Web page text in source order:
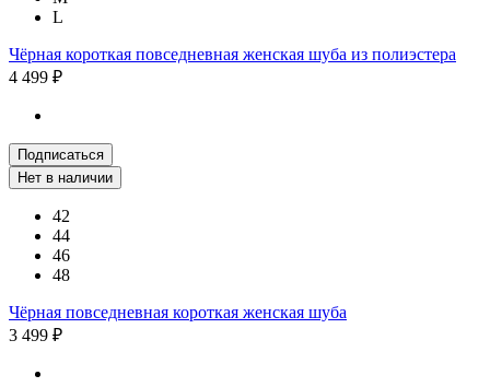
L
Чёрная короткая повседневная женская шуба из полиэстера
4 499 ₽
Подписаться
Нет в наличии
42
44
46
48
Чёрная повседневная короткая женская шуба
3 499 ₽